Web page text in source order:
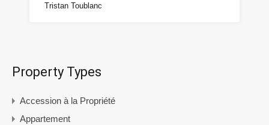
Tristan Toublanc
Property Types
Accession à la Propriété
Appartement